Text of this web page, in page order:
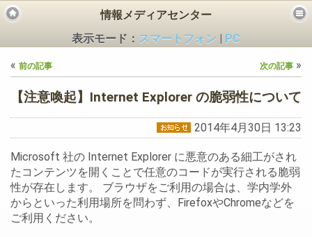
ス
情報メディアセンター
表示モード： スマートフォン
PC
« 前の記事 次の記事 »
【注意喚起】Internet Explorer の脆弱性について
2014年4月30日 13:23
Microsoft 社の Internet Explorer に悪意のある細工がされ
たコンテンツを開くことで任意のコードが実行される脆弱
性が存在します。 ブラウザをご利用の場合は、学内学外
からといった利用場所を問わず、FirefoxやChromeなどを
ご利用ください。